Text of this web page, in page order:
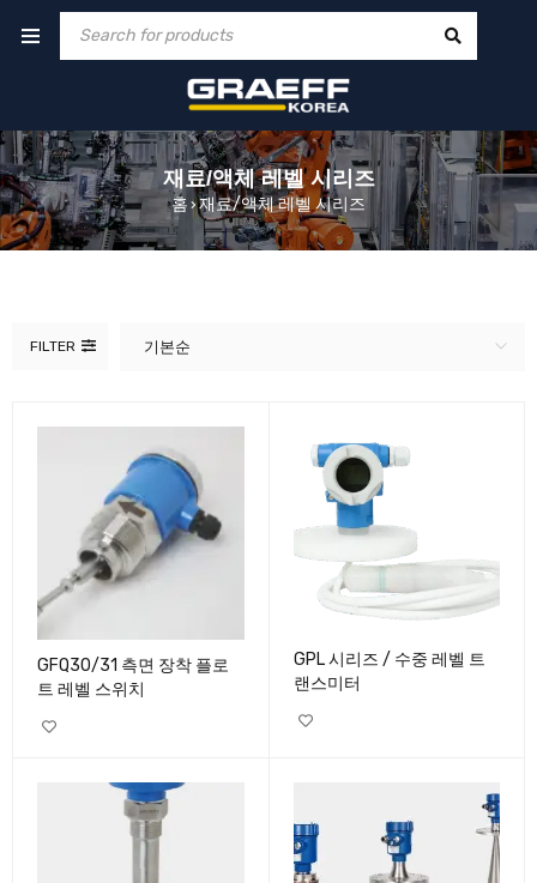
재료/액체 레벨 시리즈
홈 ›재료/액체 레벨 시리즈
FILTER 기본순
GFQ30/31 측면 장착 플로
트 레벨 스위치
GPL 시리즈 / 수중 레벨 트
랜스미터